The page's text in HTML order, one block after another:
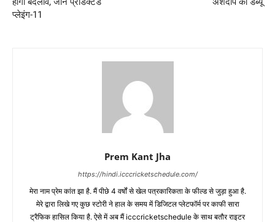
प्लेइंग-11
Prem Kant Jha
https://hindi.icccricketschedule.com/
मेरा नाम प्रेम कांत झा है. मैं पीछे 4 वर्षों से खेल पत्रकारिकता के फील्ड से जुड़ा हुआ है.
मेरे द्वारा लिखे गए कुछ स्टोरी ने हाल के समय में डिजिटल प्लेटफॉर्म पर काफी सारा
ट्रैफिक हासिल किया है. ऐसे में अब मैं icccricketschedule के साथ बतौर राइटर